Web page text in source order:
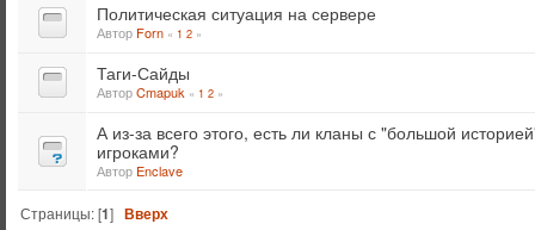
Политическая ситуация на сервере
Автор Forn « 1 2 »
Таги-Сайды
АвторCmapuk « 1 2 »
А из-за всего этого, есть ли кланы с "большой
игроками?
Автор Enclave
Страницы: [1]Вверх